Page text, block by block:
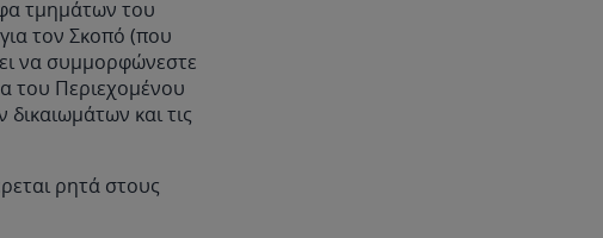
τμημάτων του
τον Σκοπό (που
να συμμορφώνεστε
του Περιεχομένου
δικαιωμάτων και τις
ρητά στους